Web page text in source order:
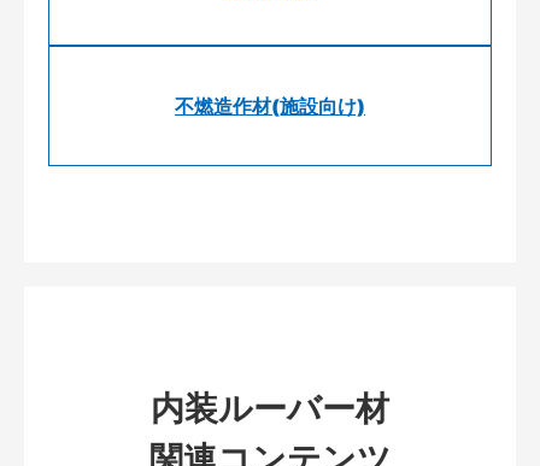
不燃造作材(施設向け)
内装ルーバー材